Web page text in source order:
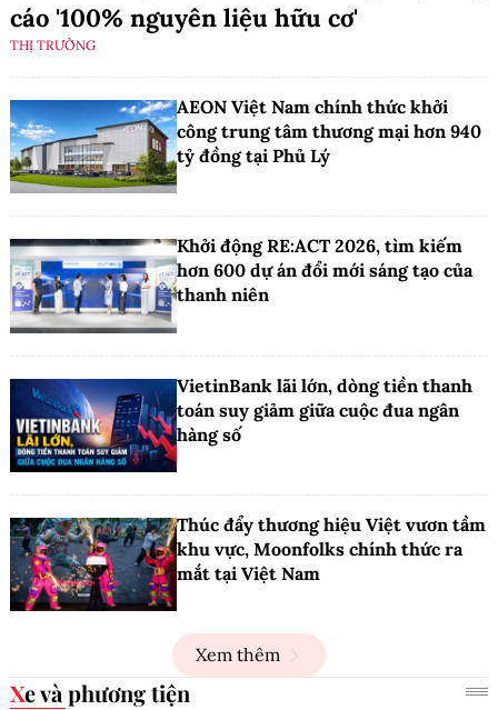
cáo '100% nguyên liệu hữu cơ'
THỊ TRƯỜNG
AEON Việt Nam chính thức khởi
công trung tâm thương mại hơn 940
tỷ đồng tại Phủ Lý
Khởi động RE:ACT 2026, tìm kiếm
hơn 600 dự án đổi mới sáng tạo của
thanh niên
VietinBank lãi lớn, dòng tiền thanh
toán suy giảm giữa cuộc đua ngân
hàng số
Thúc đẩy thương hiệu Việt vươn tầm
khu vực, Moonfolks chính thức ra
mắt tại Việt Nam
Xem thêm
Xe và phương tiện